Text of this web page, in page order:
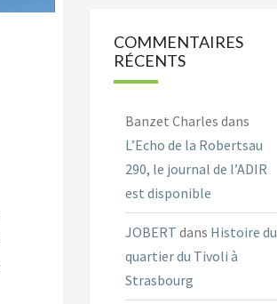
COMMENTAIRES
RÉCENTS
Banzet Charles dans
L’Echo de la Robertsau
290, le journal de l’ADIR
est disponible
JOBERT dans Histoire du
quartier du Tivoli à
Strasbourg